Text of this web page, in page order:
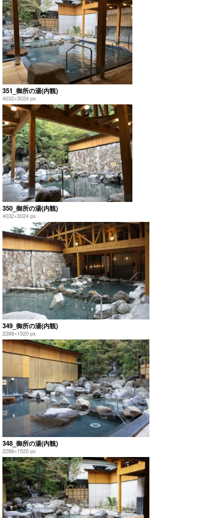
351_御所の湯(内観)
4032×3024 px
350_御所の湯(内観)
4032×3024 px
349_御所の湯(内観)
2288×1520 px
348_御所の湯(内観)
2288×1520 px